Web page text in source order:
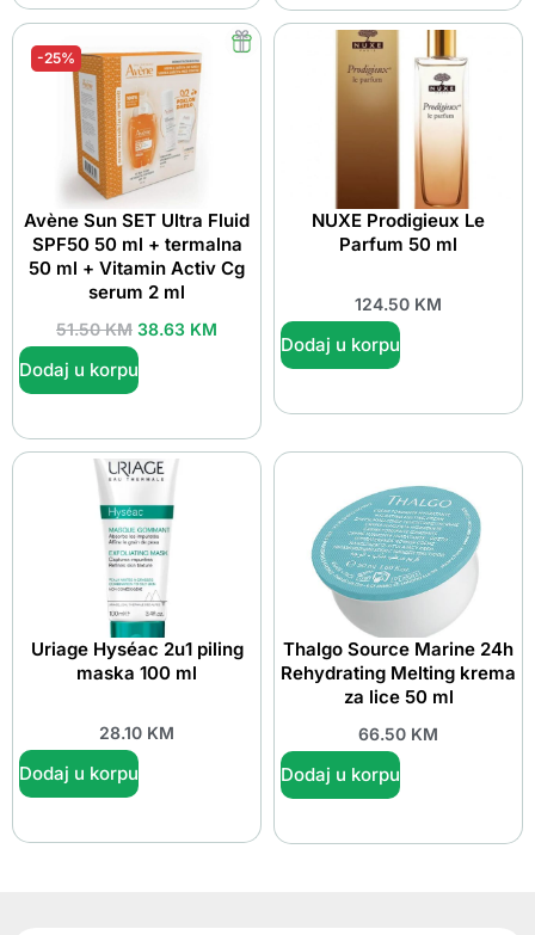
-25%
Avène Sun SET Ultra Fluid
SPF50 50 ml + termalna
50 ml + Vitamin Activ Cg
serum 2 ml
51.50KM 38.63 KM
Dodaj u korpu
NUXE Prodigieux Le
Parfum 50 ml
124.50 KM
Dodaj u korpu
Uriage Hyséac 2u1 piling
maska 100 ml
28.10 KM
Dodaj u korpu
Thalgo Source Marine 24h
Rehydrating Melting krema
za lice 50 ml
66.50 KM
Dodaj u korpu